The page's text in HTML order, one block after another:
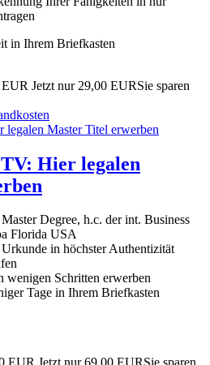
in Ihrem Briefkasten
Jetzt nur 29,00 EURSie sparen
Hier legalen
Degree, h.c. der int. Business
Florida USA
in höchster Authentizität
wenigen Schritten erwerben
Tage in Ihrem Briefkasten